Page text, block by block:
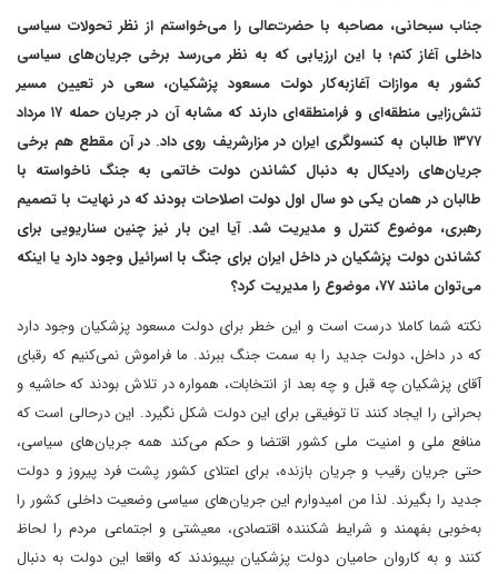
جناب سبحانی، مصاحبه با حضرت‌عالی را می‌خواستم از‌ نظر تحولات سیاسی
داخلی آغاز کنم؛ با این ارزیابی که به نظر می‌رسد برخی جریان‌های سیاسی
کشور به موازات آغاز‌به‌کار دولت مسعود پزشکیان، سعی در تعیین مسیر
تنش‌زایی منطقه‌ای و فرامنطقه‌ای دارند که مشابه آن در جریان حمله ۱۷ مرداد
‌۱۳۷۷ طالبان به کنسولگری ایران در مزارشریف روی داد. در آن مقطع هم برخی
جریان‌های رادیکال به دنبال کشاندن دولت خاتمی به جنگ ناخواسته با
طالبان‌ در همان یکی دو سال اول دولت اصلاحات بودند که در نهایت با تصمیم
رهبری، موضوع کنترل و مدیریت شد. آیا این بار نیز چنین سناریویی برای
کشاندن دولت پزشکیان در داخل ایران برای جنگ با اسرائیل وجود دارد‌ یا اینکه
می‌توان مانند ۷۷، موضوع را مدیریت کرد؟
نکته شما کاملا درست است و این خطر برای دولت مسعود پزشکیان وجود دارد
که در داخل، دولت جدید را به سمت جنگ ببرند. ما فراموش نمی‌کنیم که رقبای
آقای پزشکیان چه قبل و چه بعد از انتخابات، همواره در تلاش بودند که حاشیه و
بحرانی را ایجاد کنند تا توفیقی برای این دولت شکل نگیرد. این درحالی است که
منافع ملی و امنیت ملی کشور اقتضا و حکم می‌کند همه جریان‌های سیاسی،
حتی جریان رقیب و جریان بازنده، برای اعتلای کشور پشت فرد پیروز و دولت
جدید را بگیرند. لذا من امیدوارم این جریان‌های سیاسی وضعیت داخلی کشور را
به‌خوبی بفهمند و شرایط شکننده اقتصادی، معیشتی و اجتماعی مردم را لحاظ
کنند و به کاروان حامیان دولت پزشکیان بپیوندند که واقعا این دولت به دنبال